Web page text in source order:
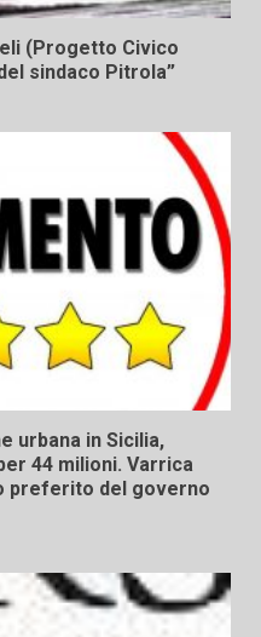
(Progetto Civico
sindaco Pitrola”
urbana in Sicilia,
44 milioni. Varrica
preferito del governo